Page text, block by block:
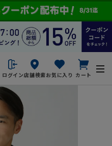
ログイン店舗検索お気に入り カート